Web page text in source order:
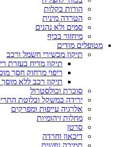
הורות בקלות
הטרדה מינית
סמים ולא נהנים
מיחזור בכיף
מטופלים מודים
תיקון מכשירי חשמל ורכב
תיקון מדיח בעזרת
ריפוי מרחוק חסך
תיקון רכב ללא
סוכרת וכולסטרול
ירידה במשקל ובלוטת
אלרגיה עייפות ומפרקים
מחלות זיהומיות
סרטן
דיכאון וחרדה
תמיכה נפשית